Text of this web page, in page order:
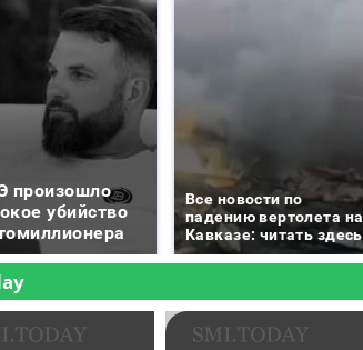
произошло
убийство
Все новости по
падению вертолета на
Кавказе: читать здесь